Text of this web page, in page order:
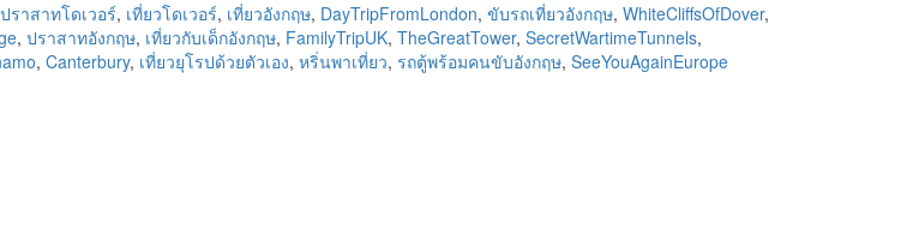
ปราสาทโดเวอร์, เที่ยวโดเวอร์, เที่ยวอังกฤษ, DayTripFromLondon, ขับรถเที่ยวอังกฤษ, WhiteCliffsOfDover,
, ปราสาทอังกฤษ, เที่ยวกับเด็กอังกฤษ, FamilyTripUK, TheGreatTower, SecretWartimeTunnels,
, Canterbury, เที่ยวยุโรปด้วยตัวเอง, หริ่นพาเที่ยว, รถตู้พร้อมคนขับอังกฤษ, SeeYouAgainEurope